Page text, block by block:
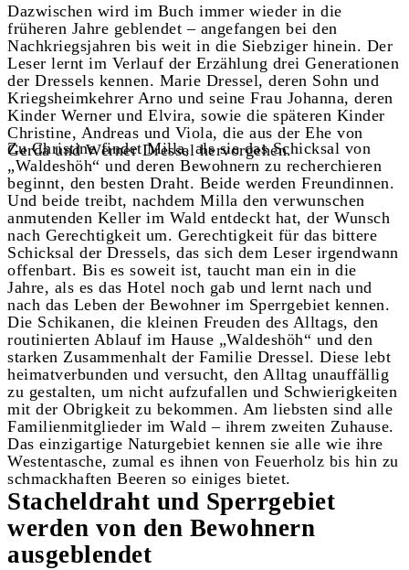
Dazwischen wird im Buch immer wieder in die
früheren Jahre geblendet – angefangen bei den
Nachkriegsjahren bis weit in die Siebziger hinein. Der
Leser lernt im Verlauf der Erzählung drei Generationen
der Dressels kennen. Marie Dressel, deren Sohn und
Kriegsheimkehrer Arno und seine Frau Johanna, deren
Kinder Werner und Elvira, sowie die späteren Kinder
Christine, Andreas und Viola, die aus der Ehe von
Gerda und Werner Dressel hervorgehen.
Zu Christine findet Milla, als sie das Schicksal von
„Waldeshöh“ und deren Bewohnern zu recherchieren
beginnt, den besten Draht. Beide werden Freundinnen.
Und beide treibt, nachdem Milla den verwunschen
anmutenden Keller im Wald entdeckt hat, der Wunsch
nach Gerechtigkeit um. Gerechtigkeit für das bittere
Schicksal der Dressels, das sich dem Leser irgendwann
offenbart. Bis es soweit ist, taucht man ein in die
Jahre, als es das Hotel noch gab und lernt nach und
nach das Leben der Bewohner im Sperrgebiet kennen.
Die Schikanen, die kleinen Freuden des Alltags, den
routinierten Ablauf im Hause „Waldeshöh“ und den
starken Zusammenhalt der Familie Dressel. Diese lebt
heimatverbunden und versucht, den Alltag unauffällig
zu gestalten, um nicht aufzufallen und Schwierigkeiten
mit der Obrigkeit zu bekommen. Am liebsten sind alle
Familienmitglieder im Wald – ihrem zweiten Zuhause.
Das einzigartige Naturgebiet kennen sie alle wie ihre
Westentasche, zumal es ihnen von Feuerholz bis hin zu
schmackhaften Beeren so einiges bietet.
Stacheldraht und Sperrgebiet
werden von den Bewohnern
ausgeblendet